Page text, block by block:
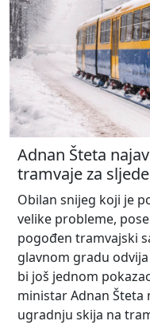
Adnan Šteta
tramvaje za
Obilan snijeg koji je
velike probleme,
pogođen tramvajski
glavnom gradu
bi još jednom
ministar Adnan Šteta
ugradnju skija na